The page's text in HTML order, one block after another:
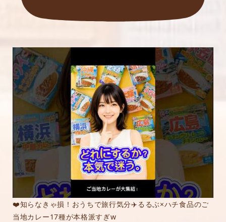
❤️知らなきゃ損！おうちで旅行気分✈️るるぶ×ハチ食品のご
当地カレー17種が本格派すぎw